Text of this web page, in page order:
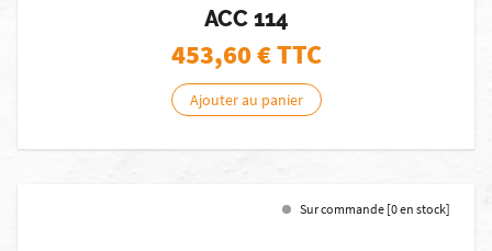
ACC 114
453,60€ TTC
Ajouter au panier
Sur commande [0 en stock]